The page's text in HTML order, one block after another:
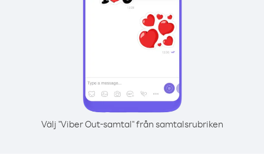
Välj "Viber Out-samtal" från samtalsrubriken